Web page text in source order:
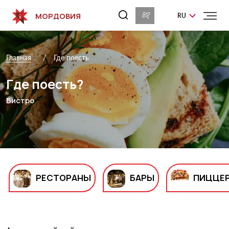
МОРДОВИЯ RU
Главная Где поесть
Где поесть?
Бистро
РЕСТОРАНЫ БАРЫ